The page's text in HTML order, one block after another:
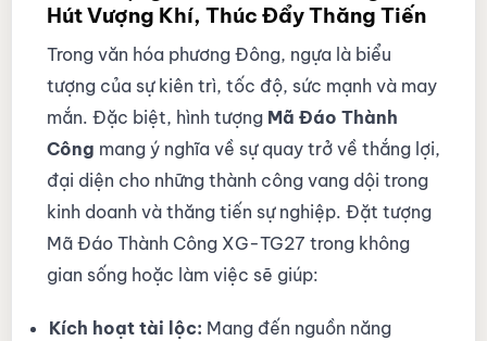
Hút Vượng Khí, Thúc Đẩy Thăng Tiến
Trong văn hóa phương Đông, ngựa là biểu
tượng của sự kiên trì, tốc độ, sức mạnh và may
mắn. Đặc biệt, hình tượng Mã Đáo Thành
Công mang ý nghĩa về sự quay trở về thắng lợi,
đại diện cho những thành công vang dội trong
kinh doanh và thăng tiến sự nghiệp. Đặt tượng
Mã Đáo Thành Công XG-TG27 trong không
gian sống hoặc làm việc sẽ giúp:
Kích hoạt tài lộc: Mang đến nguồn năng